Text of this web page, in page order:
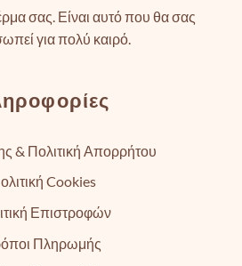
σας. Είναι αυτό που θα σας
για πολύ καιρό.
& Πολιτική Απορρήτου
Cookies
Επιστροφών
Πληρωμής